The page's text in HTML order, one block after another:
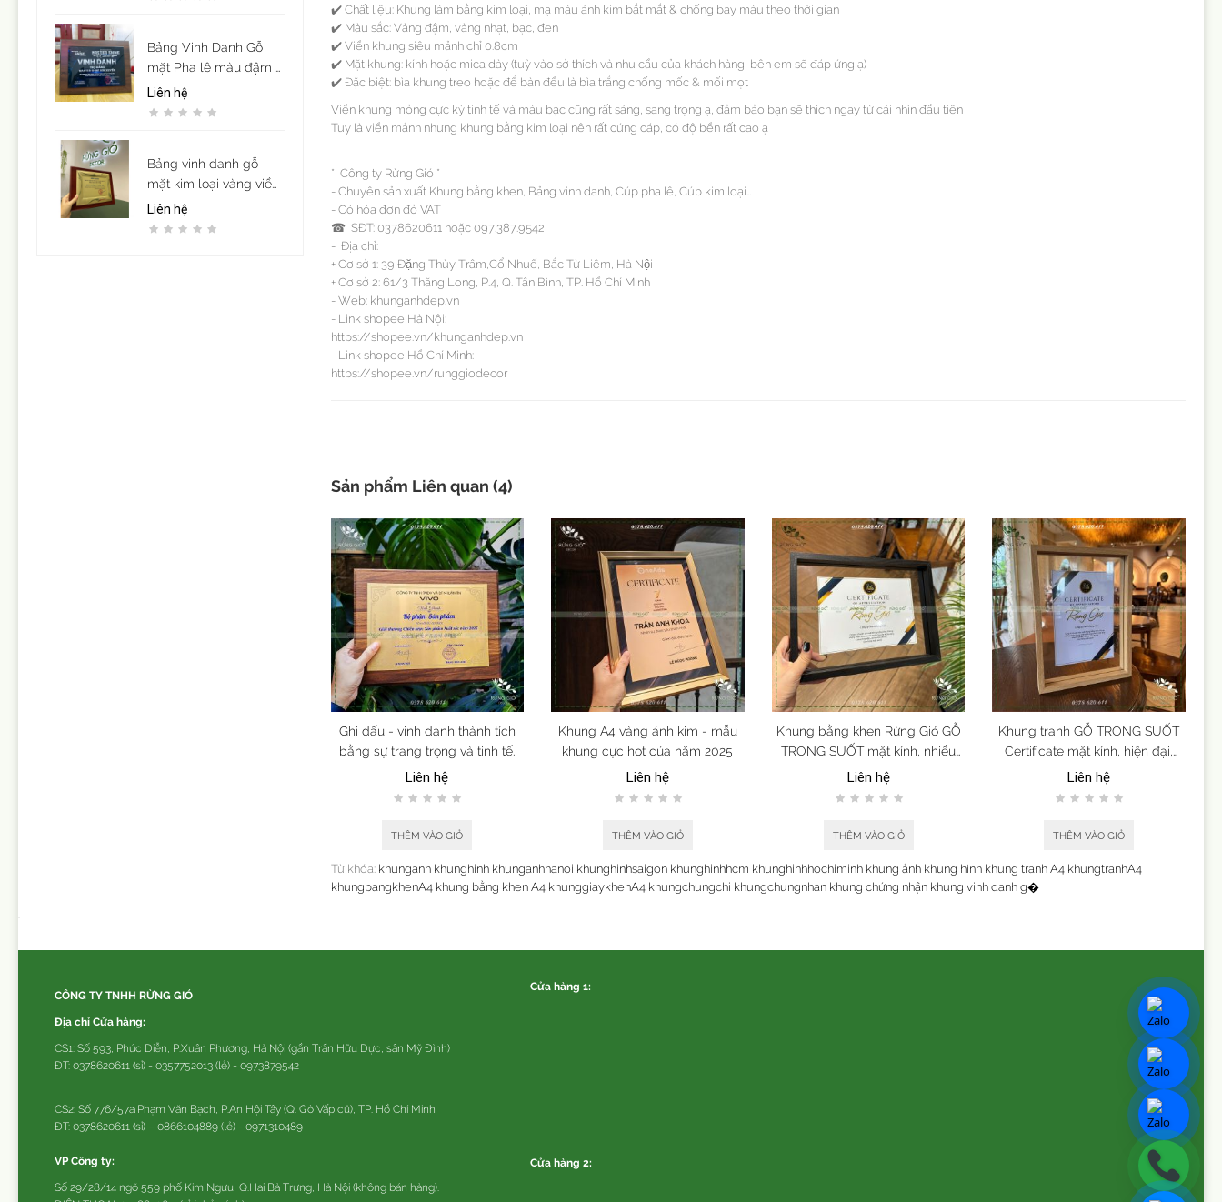
Bảng Vinh Danh Gỗ
mặt Pha lê màu đậm -
in UV
Liên hệ
Bảng vinh danh gỗ
mặt kim loại vàng viền
họa tiết mẫu 12
Liên hệ
✔️ Chất liệu: Khung làm bằng kim loại, mạ màu ánh kim bắt mắt & chống bay màu theo thời gian
✔️ Màu sắc: Vàng đậm, vàng nhạt, bạc, đen
✔️ Viền khung siêu mảnh chỉ 0.8cm
✔️ Mặt khung: kính hoặc mica dày (tuỳ vào sở thích và nhu cầu của khách hàng, bên em sẽ đáp ứng ạ)
✔️ Đặc biệt: bìa khung treo hoặc để bàn đều là bìa trắng chống mốc & mối mọt
Viền khung mỏng cực kỳ tinh tế và màu bạc cũng rất sáng, sang trọng ạ, đảm bảo bạn sẽ thích ngay từ cái nhìn đầu tiên
Tuy là viền mảnh nhưng khung bằng kim loại nên rất cứng cáp, có độ bền rất cao ạ
* Công ty Rừng Gió *
- Chuyên sản xuất Khung bằng khen, Bảng vinh danh, Cúp pha lê, Cúp kim loại…
- Có hóa đơn đỏ VAT
☎ SĐT: 0378620611 hoặc 097.387.9542
- Địa chỉ:
+ Cơ sở 1: 39 Đặng Thùy Trâm,Cổ Nhuế, Bắc Từ Liêm, Hà Nội
+ Cơ sở 2: 61/3 Thăng Long, P.4, Q. Tân Bình, TP. Hồ Chí Minh
- Web: khunganhdep.vn
- Link shopee Hà Nội:
https://shopee.vn/khunganhdep.vn
- Link shopee Hồ Chí Minh:
https://shopee.vn/runggiodecor
Sản phẩm Liên quan (4)
Ghi dấu - vinh danh thành tích
bằng sự trang trọng và tinh tế.
Liên hệ
THÊM VÀO GIỎ
Khung A4 vàng ánh kim - mẫu
khung cực hot của năm 2025
Liên hệ
THÊM VÀO GIỎ
Khung bằng khen Rừng Gió GỖ
TRONG SUỐT mặt kính, nhiều
màu, nhiều cỡ, hiện đại, tinh tế
Liên hệ
THÊM VÀO GIỎ
Khung tranh GỖ TRONG SUỐT
Certificate mặt kính, hiện đại,
sang trọng, khung hình nhiều
màu, nhiều cỡ
Liên hệ
THÊM VÀO GIỎ
Từ khóa: khunganh khunghinh khunganhhanoi khunghinhsaigon khunghinhhcm khunghinhhochiminh khung ảnh khung hình khung tranh A4 khungtranhA4
khungbangkhenA4 khung bằng khen A4 khunggiaykhenA4 khungchungchi khungchungnhan khung chứng nhận khung vinh danh g�
CÔNG TY TNHH RỪNG GIÓ
Địa chỉ Cửa hàng:
CS1: Số 593, Phúc Diễn, P.Xuân Phương, Hà Nội (gần Trần Hữu Dực, sân Mỹ Đình)
ĐT: 0378620611 (sỉ) - 0357752013 (lẻ) - 0973879542
CS2: Số 776/57a Phạm Văn Bạch, P.An Hội Tây (Q. Gò Vấp cũ), TP. Hồ Chí Minh
ĐT: 0378620611 (sỉ) – 0866104889 (lẻ) - 0971310489
VP Công ty:
Số 29/28/14 ngõ 559 phố Kim Ngưu, Q.Hai Bà Trưng, Hà Nội (không bán hàng).
Cửa hàng 1:
Cửa hàng 2: